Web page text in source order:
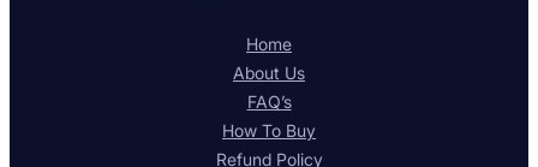
Home
About Us
FAQ’s
How To Buy
Refund Policy